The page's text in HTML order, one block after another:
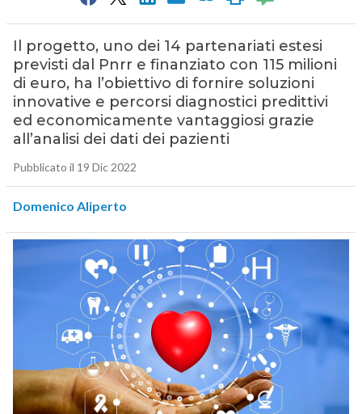
Il progetto, uno dei 14 partenariati estesi
previsti dal Pnrr e finanziato con 115 milioni
di euro, ha l’obiettivo di fornire soluzioni
innovative e percorsi diagnostici predittivi
ed economicamente vantaggiosi grazie
all’analisi dei dati dei pazienti
Pubblicato il 19 Dic 2022
Domenico Aliperto